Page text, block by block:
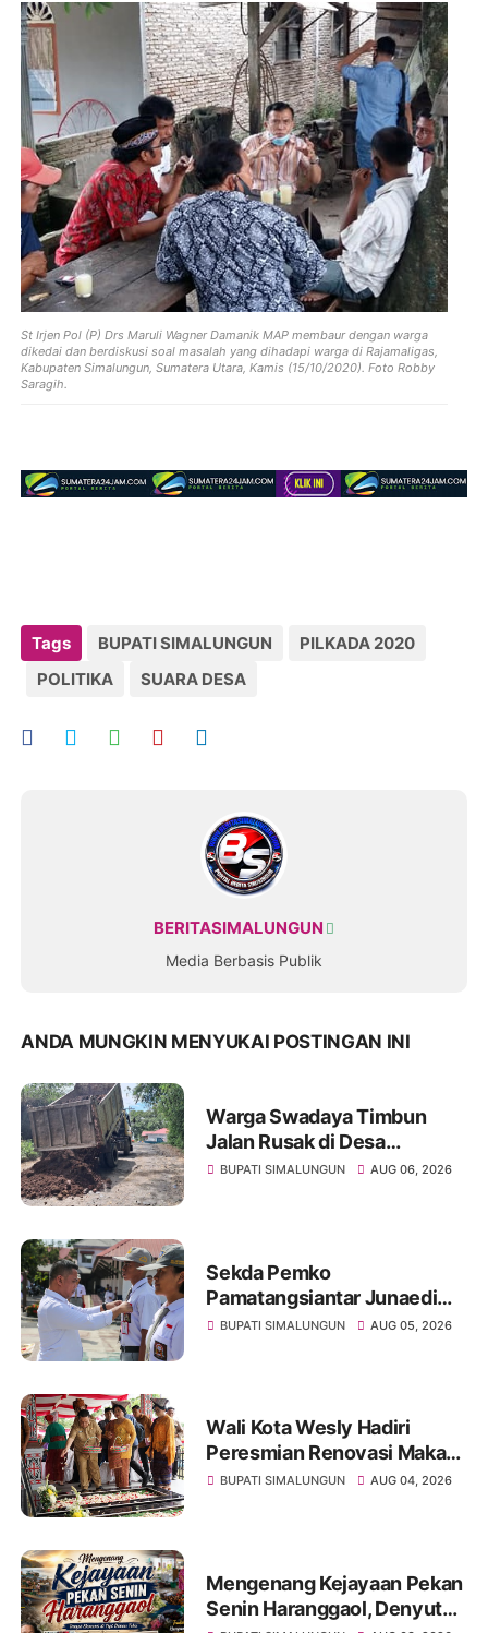
St Irjen Pol (P) Drs Maruli Wagner Damanik MAP membaur dengan warga
dikedai dan berdiskusi soal masalah yang dihadapi warga di Rajamaligas,
Kabupaten Simalungun, Sumatera Utara, Kamis (15/10/2020). Foto Robby
Saragih.
Tags BUPATI SIMALUNGUN
PILKADA 2020
POLITIKA
SUARA DESA
BERITASIMALUNGUN
Media Berbasis Publik
ANDA MUNGKIN MENYUKAI POSTINGAN INI
Warga Swadaya Timbun
Jalan Rusak di Desa
Sibangun Mariah, Harapkan
BUPATI SIMALUNGUN AUG 06, 2026
Sekda Pemko
Pamatangsiantar Junaedi
Pembina Upacara
BUPATI SIMALUNGUN AUG 05, 2026
Wali Kota Wesly Hadiri
Peresmian Renovasi Makam
dr. Djasamen Saragih, Ajak
BUPATI SIMALUNGUN AUG 04, 2026
Mengenang Kejayaan Pekan
Senin Haranggaol, Denyut